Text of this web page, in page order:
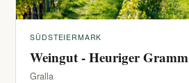
SÜDSTEIERMARK
Weingut - Heuriger Gramm
Gralla